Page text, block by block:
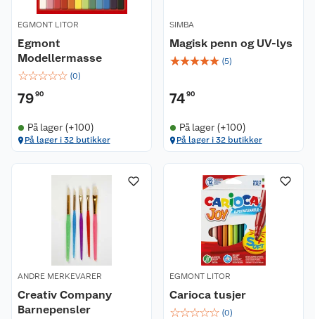
EGMONT LITOR
Egmont
Modellermasse
☆☆☆☆☆ (0)
7990
På lager (+100)
På lager i 32 butikker
SIMBA
Magisk penn og UV-lys
☆☆☆☆☆ (5)
7490
På lager (+100)
På lager i 32 butikker
ANDRE MERKEVARER
Creativ Company
Barnepensler
EGMONT LITOR
Carioca tusjer
☆☆☆☆☆ (0)
Om oss
Våre butikker
Våre merkevarer
Coop kjeder
Kundeservice
Kontakt oss
Angre- og returrett
Reklamasjon og garanti
Ofte stilte spørsmål
Betalingsalternativer